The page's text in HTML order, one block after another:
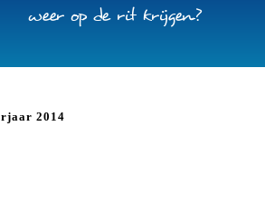
weer op de rit krijgen?
2014